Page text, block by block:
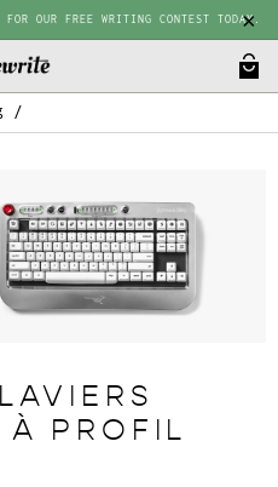
OUR FREE WRITING CONTEST TODAY.
/
À PROFIL